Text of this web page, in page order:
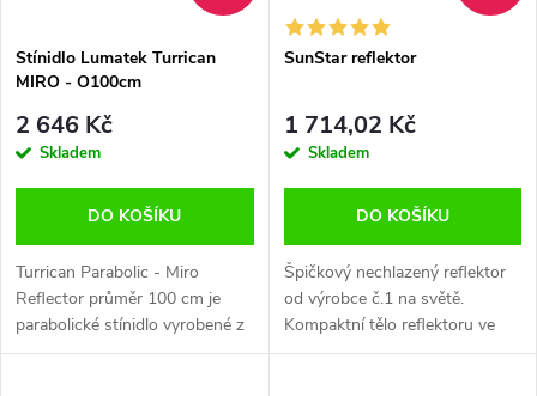
Stínidlo Lumatek Turrican
MIRO - O100cm
2 646 Kč
Skladem
DO KOŠÍKU
Turrican Parabolic - Miro
Reflector průměr 100 cm je
parabolické stínidlo vyrobené z
materiálu Miro s 95%
SunStar reflektor
1 714,02 Kč
Skladem
DO KOŠÍKU
Špičkový nechlazený reflektor
od výrobce č.1 na světě.
Kompaktní tělo reflektoru ve
tvaru obdélníku je perfektní pro